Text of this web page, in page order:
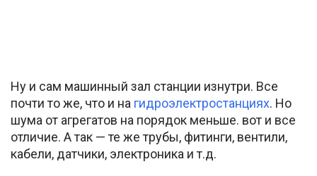
Ну и сам машинный зал станции изнутри. Все
почти то же, что и на гидроэлектростанциях. Но
шума от агрегатов на порядок меньше. вот и все
отличие. А так — те же трубы, фитинги, вентили,
кабели, датчики, электроника и т.д.